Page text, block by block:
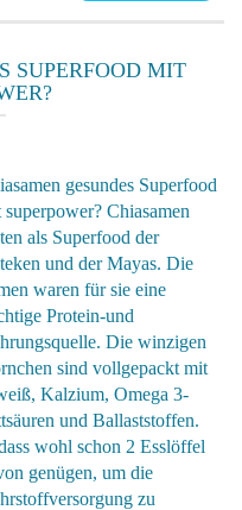
SUPERFOOD MIT
gesundes Superfood
superpower? Chiasamen
als Superfood der
und der Mayas. Die
waren für sie eine
Protein-und
Die winzigen
sind vollgepackt mit
Kalzium, Omega 3-
und Ballaststoffen.
wohl schon 2 Esslöffel
genügen, um die
zu